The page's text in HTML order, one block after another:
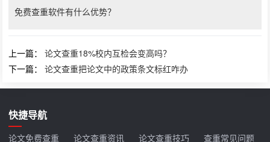
免费查重软件有什么优势？
上一篇：论文查重18%校内互检会变高吗？
下一篇：论文查重把论文中的政策条文标红咋办
快捷导航
论文免费查重 论文查重资讯 论文查重技巧 查重常见问题